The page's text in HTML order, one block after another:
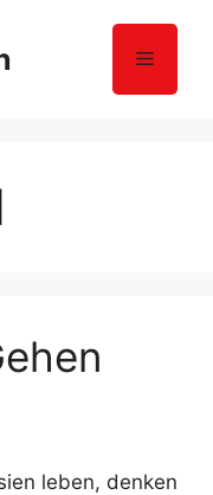
Menü
leben, denken